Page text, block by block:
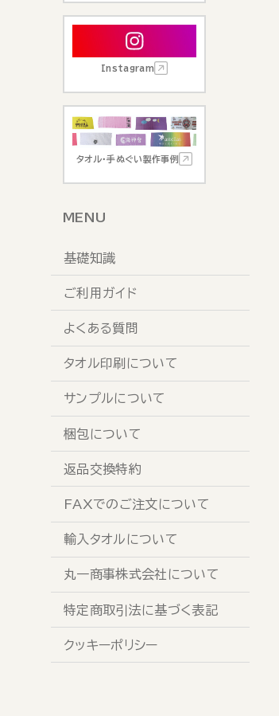
Instagram
タオル・手ぬぐい製作事例
MENU
基礎知識
ご利用ガイド
よくある質問
タオル印刷について
サンプルについて
梱包について
返品交換特約
FAXでのご注文について
輸入タオルについて
丸一商事株式会社について
特定商取引法に基づく表記
クッキーポリシー